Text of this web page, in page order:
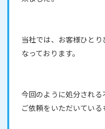
当社では、お客様ひと
なっております。
今回のように処分され
ご依頼をいただいている